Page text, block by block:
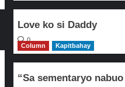
Love ko si Daddy
0
Column
Kapitbahay
“Sa sementaryo